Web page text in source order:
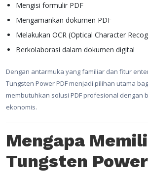
Mengisi formulir PDF
Mengamankan dokumen PDF
Melakukan OCR (Optical Character
Berkolaborasi dalam dokumen digital
Dengan antarmuka yang familiar dan fitur
Tungsten Power PDF menjadi pilihan utama
membutuhkan solusi PDF profesional dengan
ekonomis.
Mengapa
Tungsten